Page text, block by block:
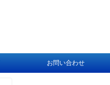
お問い合わせ